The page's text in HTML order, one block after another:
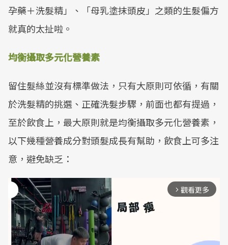
孕藥＋洗髮精」、「母乳塗抹頭皮」之類的生髮偏方
就真的太扯啦。
均衡攝取多元化營養素
留住髮絲並沒有標準做法，只有大原則可依循，有關
於洗髮精的挑選、正確洗髮步驟，前面也都有提過，
至於飲食上，最大原則就是均衡攝取多元化營養素，
以下幾種營養成分對頭髮成長有幫助，飲食上可多注
意，避免缺乏：
arrow_forward_ios 觀看更多